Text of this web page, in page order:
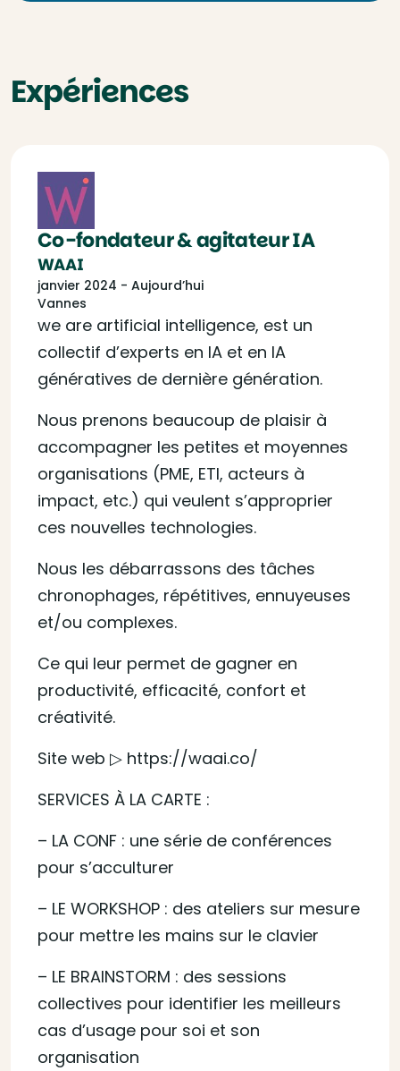
Expériences
Co-fondateur & agitateur IA
WAAI
janvier 2024 - Aujourd’hui
Vannes
we are artificial intelligence, est un
collectif d’experts en IA et en IA
génératives de dernière génération.
Nous prenons beaucoup de plaisir à
accompagner les petites et moyennes
organisations (PME, ETI, acteurs à
impact, etc.) qui veulent s’approprier
ces nouvelles technologies.
Nous les débarrassons des tâches
chronophages, répétitives, ennuyeuses
et/ou complexes.
Ce qui leur permet de gagner en
productivité, efficacité, confort et
créativité.
Site web ▷ https://waai.co/
SERVICES À LA CARTE :
– LA CONF : une série de conférences
pour s’acculturer
– LE WORKSHOP : des ateliers sur mesure
pour mettre les mains sur le clavier
– LE BRAINSTORM : des sessions
collectives pour identifier les meilleurs
cas d’usage pour soi et son
organisation